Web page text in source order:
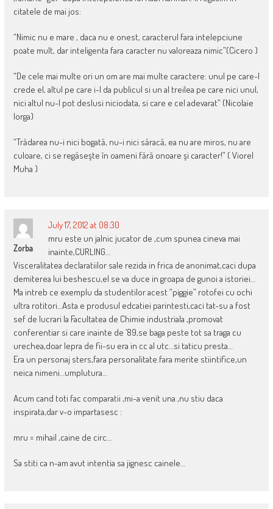
citatele de mai jos:
“Nimic nu e mare , daca nu e onest, caracterul fara intelepciune
poate mult, dar inteligenta fara caracter nu valoreaza nimic”(Cicero )
“De cele mai multe ori un om are mai multe caractere: unul pe care-l
crede el, altul pe care i-l da publicul si un al treilea pe care nici unul,
nici altul nu-l pot deslusi niciodata, si care e cel adevarat” (Nicolaie
Iorga)
“Trădarea nu-i nici bogată, nu-i nici săracă, ea nu are miros, nu are
culoare, ci se regăseşte în oameni fără onoare şi caracter!” ( Viorel
Muha )
Zorba
July 17, 2012 at 08:30
mru este un jalnic jucator de ,cum spunea cineva mai
inainte,CURLING…
Visceralitatea declaratiilor sale rezida in frica de anonimat,caci dupa
demiterea lui beshescu,el se va duce in groapa de gunoi a istoriei…
Ma intreb ce exemplu da studentilor acest “piggie” rotofei cu ochi
ultra rotitori…Asta e produsul edcatiei parintesti,caci tat-su a fost
sef de lucrari la Facultatea de Chimie industriala ,promovat
conferentiar si care inainte de ’89,se baga peste tot sa traga cu
urechea,doar lepra de fii-su era in cc al utc…si taticu presta…
Era un personaj sters,fara personalitate.fara merite stiintifice,un
neica nimeni…umplutura…
Acum cand toti fac comparatii ,mi-a venit una ,nu stiu daca
inspirata,dar v-o impartasesc :
mru = mihail ,caine de circ…
Sa stiti ca n-am avut intentia sa jignesc cainele…